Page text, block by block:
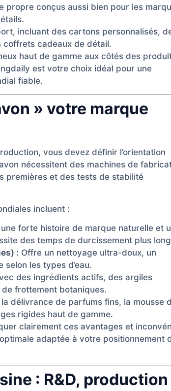
propre conçus aussi bien pour les
incluant des cartons personnalisés,
cadeaux de détail.
haut de gamme aux côtés des
est votre choix idéal pour une
fiable.
» votre marque
vous devez définir l’orientation
nécessitent des machines de
premières et des tests de stabilité
incluent :
forte histoire de marque naturelle et
des temps de durcissement plus
: Offre un nettoyage ultra-doux, un
les types d’eau.
des ingrédients actifs, des argiles
frottement botaniques.
la délivrance de parfums fins, la mousse
rigides haut de gamme.
clairement ces avantages et
adaptée à votre positionnement
: R&D,